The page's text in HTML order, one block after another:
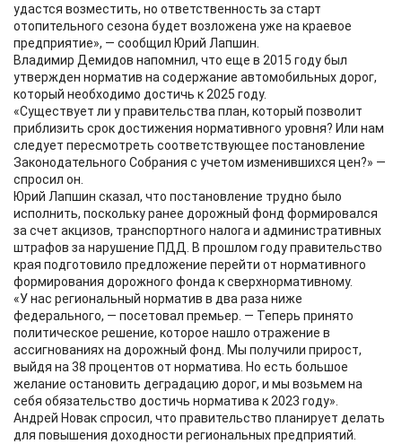
удастся возместить, но ответственность за старт
отопительного сезона будет возложена уже на краевое
предприятие», — сообщил Юрий Лапшин.
Владимир Демидов напомнил, что еще в 2015 году был
утвержден норматив на содержание автомобильных дорог,
который необходимо достичь к 2025 году.
«Существует ли у правительства план, который позволит
приблизить срок достижения нормативного уровня? Или нам
следует пересмотреть соответствующее постановление
Законодательного Собрания с учетом изменившихся цен?» —
спросил он.
Юрий Лапшин сказал, что постановление трудно было
исполнить, поскольку ранее дорожный фонд формировался
за счет акцизов, транспортного налога и административных
штрафов за нарушение ПДД. В прошлом году правительство
края подготовило предложение перейти от нормативного
формирования дорожного фонда к сверхнормативному.
«У нас региональный норматив в два раза ниже
федерального, — посетовал премьер. — Теперь принято
политическое решение, которое нашло отражение в
ассигнованиях на дорожный фонд. Мы получили прирост,
выйдя на 38 процентов от норматива. Но есть большое
желание остановить деградацию дорог, и мы возьмем на
себя обязательство достичь норматива к 2023 году».
Андрей Новак спросил, что правительство планирует делать
для повышения доходности региональных предприятий.